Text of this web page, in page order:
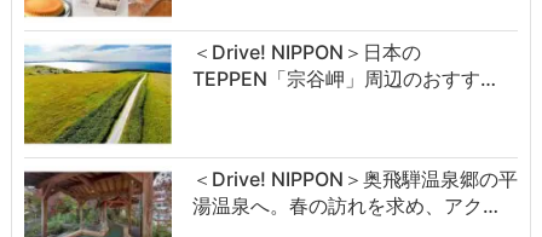
＜Drive! NIPPON＞日本の
TEPPEN「宗谷岬」周辺のおすす…
＜Drive! NIPPON＞奥飛騨温泉郷の平
湯温泉へ。春の訪れを求め、アク…